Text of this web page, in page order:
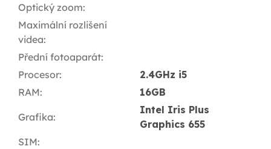
Optický zoom:
Maximální rozlišení
videa:
Přední fotoaparát:
Procesor:
2.4GHz i5
RAM: 16GB
Grafika:
Intel Iris Plus
Graphics 655
SIM: